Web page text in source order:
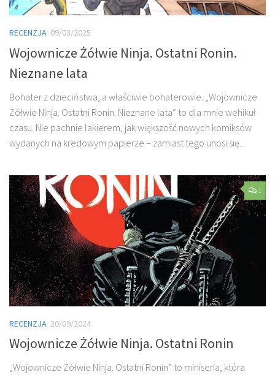
RECENZJA 09/03/2025
Wojownicze Żółwie Ninja. Ostatni Ronin.
Nieznane lata
Bohater z dzieciństwa, a właściwie bohaterowie. „Wojownicze
Żółwie Ninja. Ostatni Ronin. Nieznane lata” to dla mnie wehikuł
czasu. Nie pachnie lakierem, jak większość nowych komiksów
wydanych na kredowym papierze – zamiast tego unosi się...
1
RECENZJA 20/09/2024
Wojownicze Żółwie Ninja. Ostatni Ronin
„Wojownicze Żółwie Ninja. Ostatni Ronin” to miniseria, która